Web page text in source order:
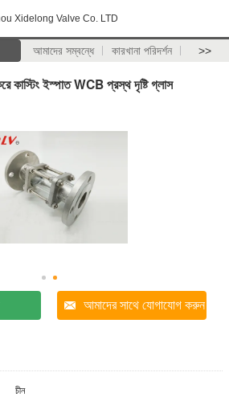
Xidelong Valve Co. LTD
আমাদের সম্বন্ধে কারখানা পরিদর্শন >>
কাস্টিং ইস্পাত WCB প্রস্থ দৃষ্টি গ্লাস
আমাদের সাথে যোগাযোগ করুন
চীন